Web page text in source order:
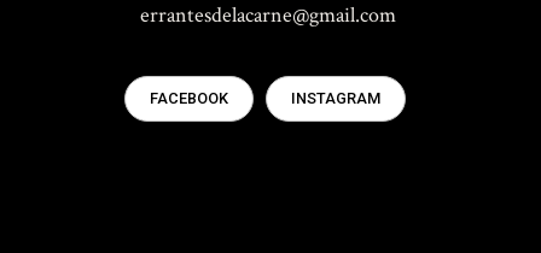
errantesdelacarne@gmail.com
FACEBOOK INSTAGRAM